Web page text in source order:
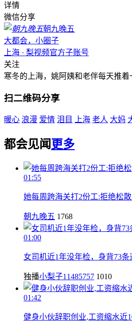
详情
微信分享
朝九晚五
大都会，小圈子
上海 · 梨视频官方子账号
关注
寒冬的上海，姚阿姨和老伴每天推
扫二维码分享
暖心 浪漫 爱情 泪目 上海 老人 大妈
都会见闻 更多
01:55
她每周跨海关打2份工:拒绝松
朝九晚五 1768
01:00
女司机近1年没年检，身背73条
独播小梨子11485757 1010
01:42
健身小伙辞职创业,工资缩水近